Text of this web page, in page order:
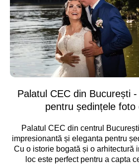
Palatul CEC din București
pentru ședințele foto
Palatul CEC din centrul
impresionantă și eleganta pentru
Cu o istorie bogată și o arhitectură
loc este perfect pentru a capta